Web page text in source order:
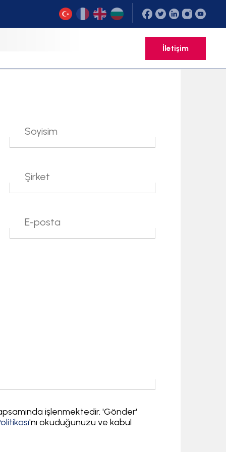
işlenmektedir. 'Gönder'
'nı okuduğunuzu ve kabul